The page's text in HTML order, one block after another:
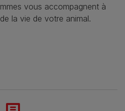
vous accompagnent à
la vie de votre animal.​